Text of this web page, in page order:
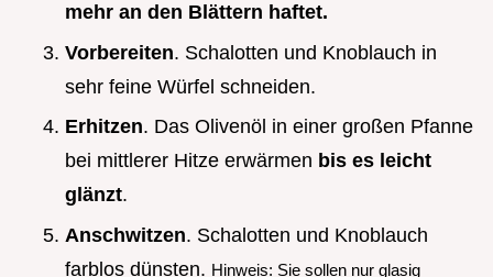
mehr an den Blättern haftet.
Vorbereiten. Schalotten und Knoblauch in
sehr feine Würfel schneiden.
Erhitzen. Das Olivenöl in einer großen Pfanne
bei mittlerer Hitze erwärmen bis es leicht
glänzt.
Anschwitzen. Schalotten und Knoblauch
farblos dünsten. Hinweis: Sie sollen nur glasig